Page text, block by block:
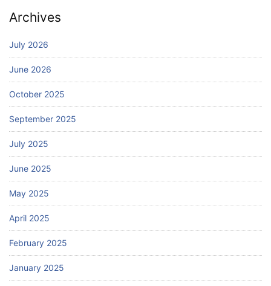
Archives
July 2026
June 2026
October 2025
September 2025
July 2025
June 2025
May 2025
April 2025
February 2025
January 2025